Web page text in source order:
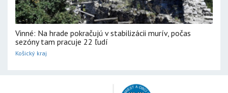
Vinné: Na hrade pokračujú v stabilizácii murív, počas
sezóny tam pracuje 22 ľudí
Košický kraj